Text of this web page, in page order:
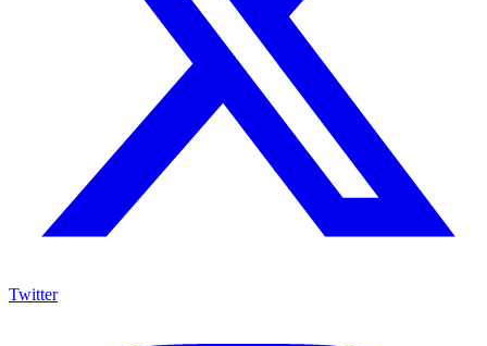
Twitter